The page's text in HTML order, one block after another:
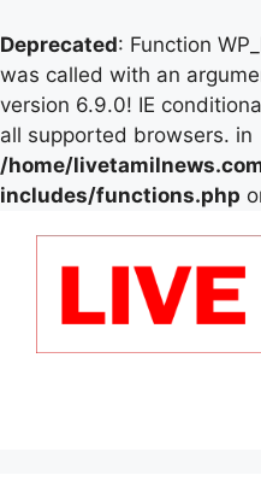
Deprecated: Function
was called with an
version 6.9.0! IE
all supported browsers. in
/home/
includes/functions.php